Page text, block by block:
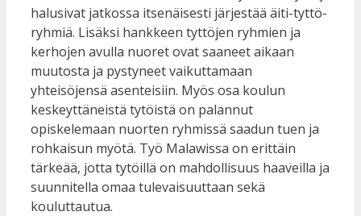
halusivat jatkossa itsenäisesti järjestää äiti-tyttö-
ryhmiä. Lisäksi hankkeen tyttöjen ryhmien ja
kerhojen avulla nuoret ovat saaneet aikaan
muutosta ja pystyneet vaikuttamaan
yhteisöjensä asenteisiin. Myös osa koulun
keskeyttäneistä tytöistä on palannut
opiskelemaan nuorten ryhmissä saadun tuen ja
rohkaisun myötä. Työ Malawissa on erittäin
tärkeää, jotta tytöillä on mahdollisuus haaveilla ja
suunnitella omaa tulevaisuuttaan sekä
kouluttautua.